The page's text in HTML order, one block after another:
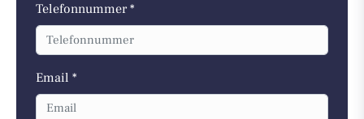
Telefonnummer *
Email *